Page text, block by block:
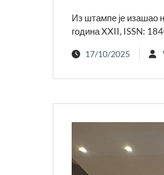
Из штампе је изашао
година XXII, ISSN:
17/10/2025